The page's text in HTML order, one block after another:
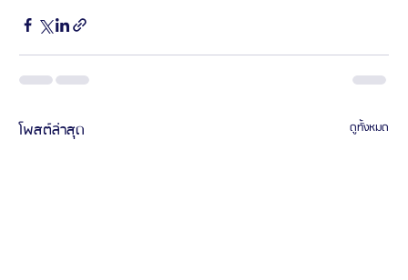
โพสต์ล่าสุด ดูทั้งหมด